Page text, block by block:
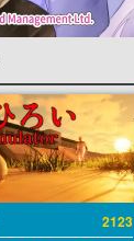
2123